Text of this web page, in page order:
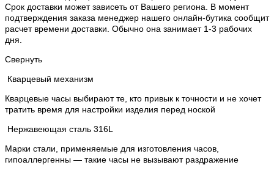
Срок доставки может зависеть от Вашего региона. В момент
подтверждения заказа менеджер нашего онлайн-бутика сообщит
расчет времени доставки. Обычно она занимает 1-3 рабочих
дня.
Свернуть
Кварцевый механизм
Кварцевые часы выбирают те, кто привык к точности и не хочет
тратить время для настройки изделия перед ноской
Нержавеющая сталь 316L
Марки стали, применяемые для изготовления часов,
гипоаллергенны — такие часы не вызывают раздражение